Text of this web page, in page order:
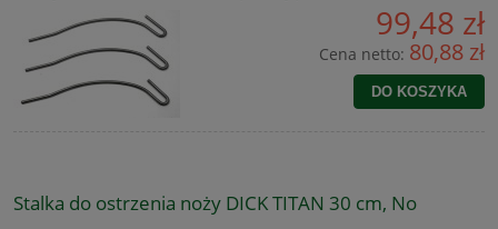
99,48 zł
Cena netto: 80,88 zł
DO KOSZYKA
Stalka do ostrzenia noży DICK TITAN 30 cm, No